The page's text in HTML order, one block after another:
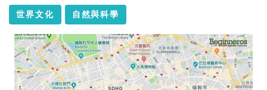
世界文化 自然與科學